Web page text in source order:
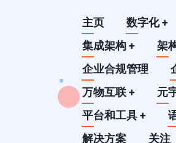
Main
navigation
主页 数字化+
集成架构+ 架
企业合规管理
万物互联+ 元
平台和工具+
解决方案
关注